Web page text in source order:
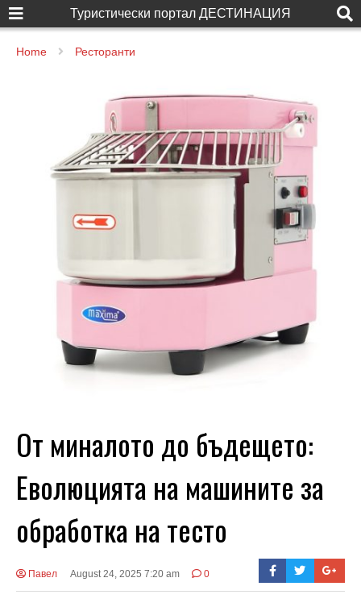
Туристически портал ДЕСТИНАЦИЯ
Home Ресторанти
От миналото до бъдещето:
Еволюцията на машините за
обработка на тесто
Павел August 24, 2025 7:20 am 0